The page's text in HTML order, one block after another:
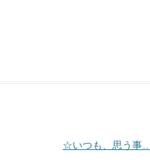
☆いつも、思う事…